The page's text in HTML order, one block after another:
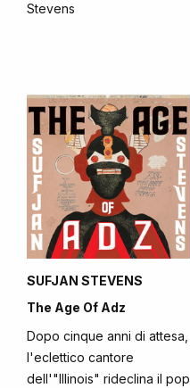
Stevens
SUFJAN STEVENS
The Age Of Adz
Dopo cinque anni di attesa,
l'eclettico cantore
dell'"Illinois" rideclina il pop